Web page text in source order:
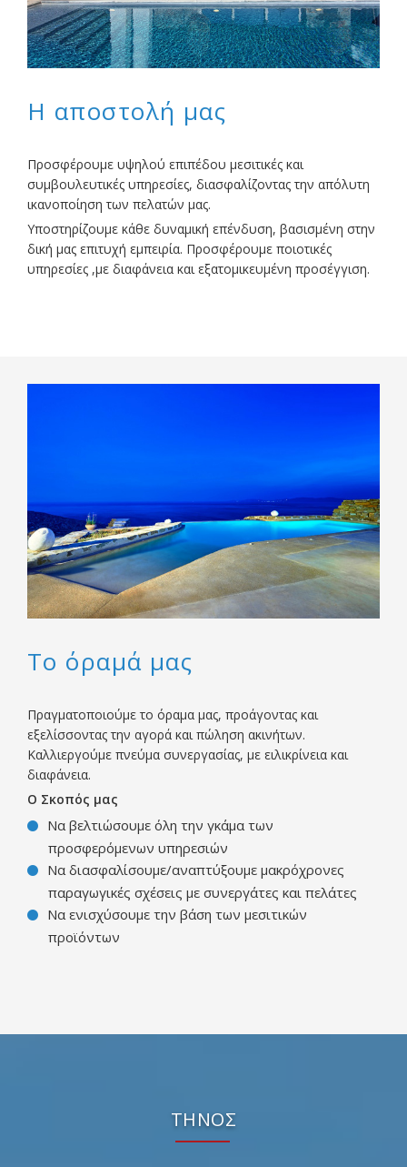
Η αποστολή μας
Προσφέρουμε υψηλού επιπέδου μεσιτικές και
συμβουλευτικές υπηρεσίες, διασφαλίζοντας την απόλυτη
ικανοποίηση των πελατών μας.
Υποστηρίζουμε κάθε δυναμική επένδυση, βασισμένη στην
δική μας επιτυχή εμπειρία. Προσφέρουμε ποιοτικές
υπηρεσίες ,με διαφάνεια και εξατομικευμένη προσέγγιση.
Το όραμά μας
Πραγματοποιούμε το όραμα μας, προάγοντας και
εξελίσσοντας την αγορά και πώληση ακινήτων.
Καλλιεργούμε πνεύμα συνεργασίας, με ειλικρίνεια και
διαφάνεια.
O Σκοπός μας
Να βελτιώσουμε όλη την γκάμα των
προσφερόμενων υπηρεσιών
Να διασφαλίσουμε/αναπτύξουμε μακρόχρονες
παραγωγικές σχέσεις με συνεργάτες και πελάτες
Να ενισχύσουμε την βάση των μεσιτικών
προϊόντων
ΤΗΝΟΣ